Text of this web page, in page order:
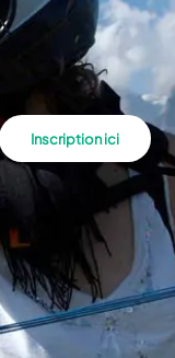
Inscription ici